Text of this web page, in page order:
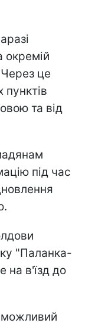
це
та від
під час
"Паланка-
на в'їзд до
можливий